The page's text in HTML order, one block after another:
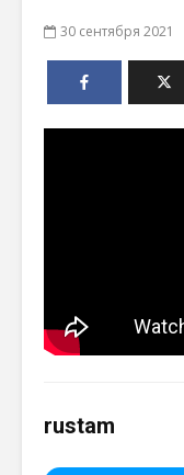
30 сентября 2021
rustam